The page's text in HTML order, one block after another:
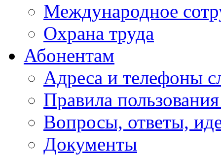
Международное
Охрана труда
Абонентам
Адреса и телефоны
Правила
Вопросы, ответы,
Документы